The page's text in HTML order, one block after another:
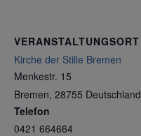
VERANSTALTUNGSORT
Kirche der Stille Bremen
Menkestr. 15
Bremen, 28755 Deutschland
Telefon
0421 664664